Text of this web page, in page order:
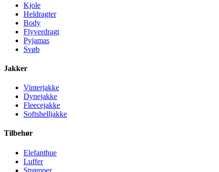
Kjole
Heldragter
Body
Flyverdragt
Pyjamas
Svøb
Jakker
Vinterjakke
Dynejakke
Fleecejakke
Softshelljakke
Tilbehør
Elefanthue
Luffer
Strømper